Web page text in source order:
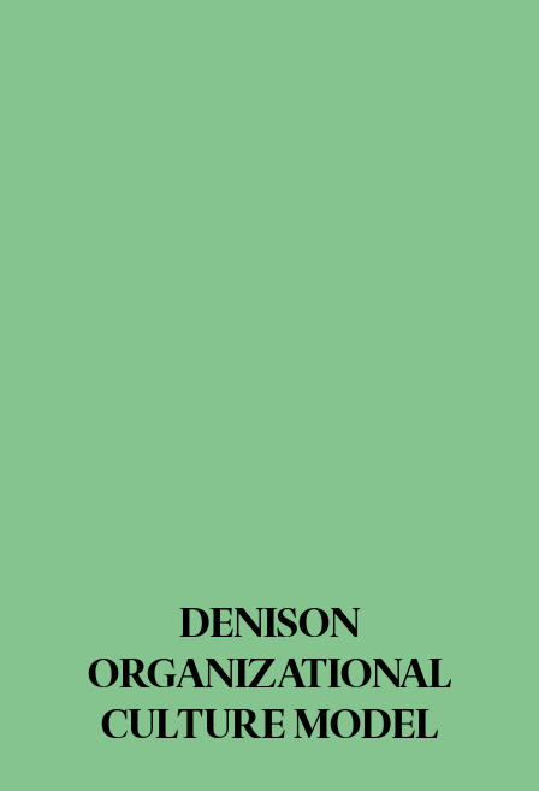
DENISON
ORGANIZATIONAL
CULTURE MODEL